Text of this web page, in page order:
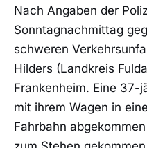
Nach Angaben der
Sonntagnachmittag
schweren
Hilders (Landkreis
Frankenheim. Eine
mit ihrem Wagen in
Fahrbahn